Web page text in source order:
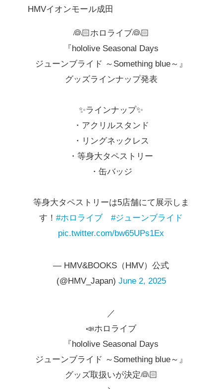
HMVイオンモール成田
👰🏻ホロライブ👰🏻
『hololive Seasonal Days
ジューンブライド ～Something blue～』
グッズラインナップ発表
✨ラインナップ✨
・アクリルスタンド
・リングネックレス
・等身大タペストリー
・缶バッジ
等身大タペストリーは5店舗にて展示しま
す！ #ホロライブ
#ジューンブライド
pic.twitter.com/bw65UPs1Ex
— HMV&BOOKS（HMV）公式
(@HMV_Japan) June 2, 2025
📣ホロライブ
『hololive Seasonal Days
ジューンブライド ～Something blue～』
グッズ取扱いが決定👰🏻
＼